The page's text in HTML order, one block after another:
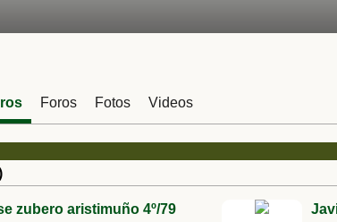
Foros Fotos Videos
zubero aristimuño 4º/79